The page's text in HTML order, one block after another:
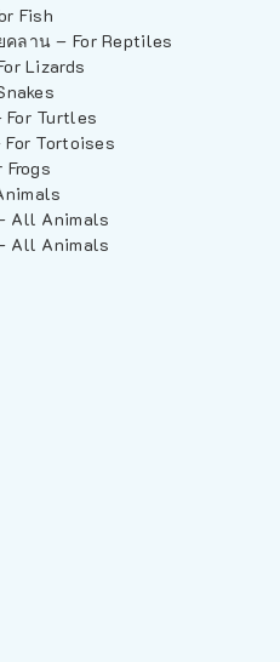
Fish
คลาน – For Reptiles
Lizards
For Turtles
Tortoises
All Animals
All Animals